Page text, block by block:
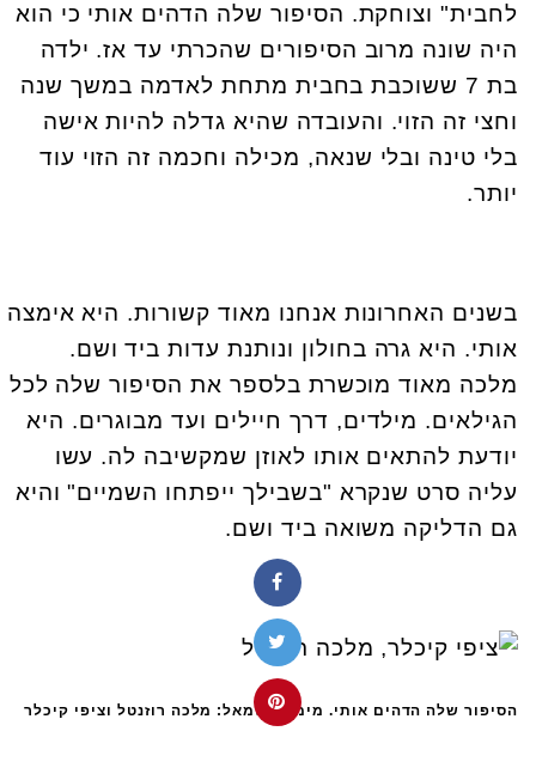
לחבית" וצוחקת. הסיפור שלה הדהים אותי כי הוא
היה שונה מרוב הסיפורים שהכרתי עד אז. ילדה
בת 7 ששוכבת בחבית מתחת לאדמה במשך שנה
וחצי זה הזוי. והעובדה שהיא גדלה להיות אישה
בלי טינה ובלי שנאה, מכילה וחכמה זה הזוי עוד
יותר.
בשנים האחרונות אנחנו מאוד קשורות. היא אימצה
אותי. היא גרה בחולון ונותנת עדות ביד ושם.
מלכה מאוד מוכשרת בלספר את הסיפור שלה לכל
הגילאים. מילדים, דרך חיילים ועד מבוגרים. היא
יודעת להתאים אותו לאוזן שמקשיבה לה. עשו
עליה סרט שנקרא "בשבילך ייפתחו השמיים" והיא
גם הדליקה משואה ביד ושם.
הסיפור שלה הדהים אותי. מימין לשמאל: מלכה רוזנטל וציפי קיכלר